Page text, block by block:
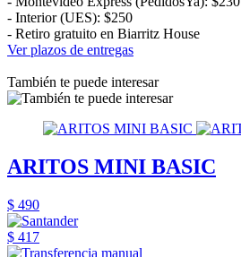
- Interior (UES): $250
- Retiro gratuito en Biarritz House
Ver plazos de entregas
También te puede interesar
ARITOS MINI BASIC
$ 490
$ 417